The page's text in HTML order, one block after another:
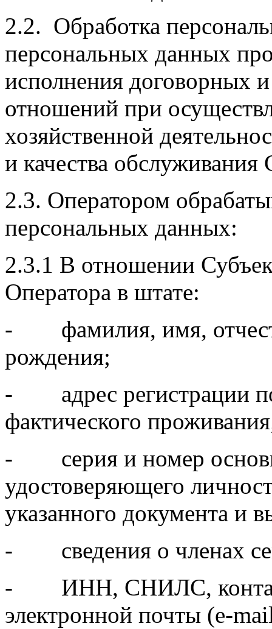
2.2. Обработка
персональных данных
исполнения договорных
отношений при
хозяйственной
и качества обслуживания
2.3. Оператором
персональных данных:
2.3.1 В отношении
Оператора в штате:
- фамилия, имя,
рождения;
- адрес регистрации по
фактического
- серия и номер
удостоверяющего
указанного документа и
- сведения о членах
- ИНН, СНИЛС,
электронной почты (e-